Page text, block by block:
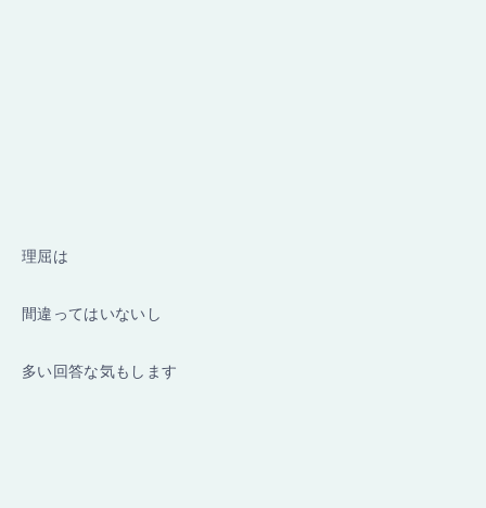
理屈は
間違ってはいないし
多い回答な気もします